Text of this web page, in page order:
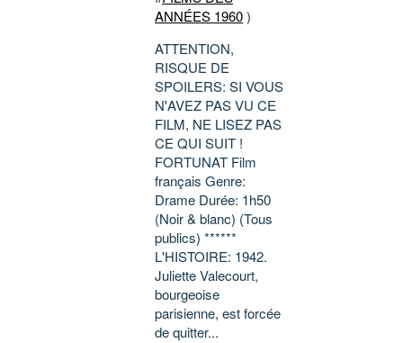
ANNÉES 1960)
ATTENTION,
RISQUE DE
SPOILERS: SI VOUS
N'AVEZ PAS VU CE
FILM, NE LISEZ PAS
CE QUI SUIT !
FORTUNAT Film
français Genre:
Drame Durée: 1h50
(Noir & blanc) (Tous
publics) ******
L'HISTOIRE: 1942.
Juliette Valecourt,
bourgeoise
parisienne, est forcée
de quitter...